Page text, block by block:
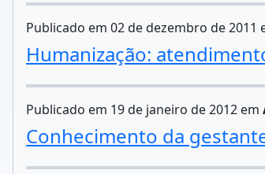
Publicado em 02 de dezembro de 2011
Humanização:
Publicado em 19 de janeiro de 2012 em
Conhecimento da